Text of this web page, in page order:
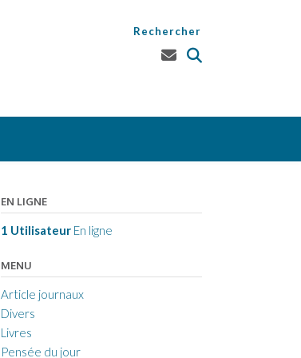
Rechercher
EN LIGNE
1 UtilisateurEn ligne
MENU
Article journaux
Divers
Livres
Pensée du jour